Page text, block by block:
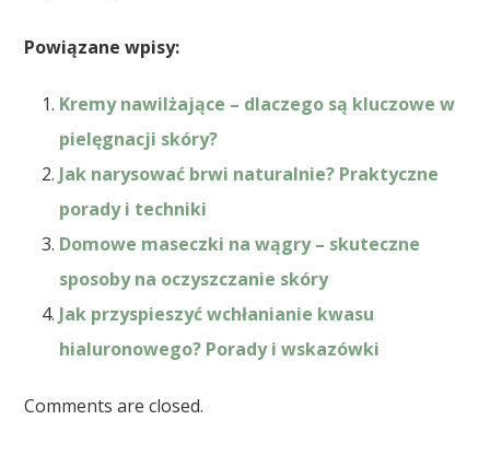
Powiązane wpisy:
Kremy nawilżające – dlaczego są kluczowe w
pielęgnacji skóry?
Jak narysować brwi naturalnie? Praktyczne
porady i techniki
Domowe maseczki na wągry – skuteczne
sposoby na oczyszczanie skóry
Jak przyspieszyć wchłanianie kwasu
hialuronowego? Porady i wskazówki
Comments are closed.